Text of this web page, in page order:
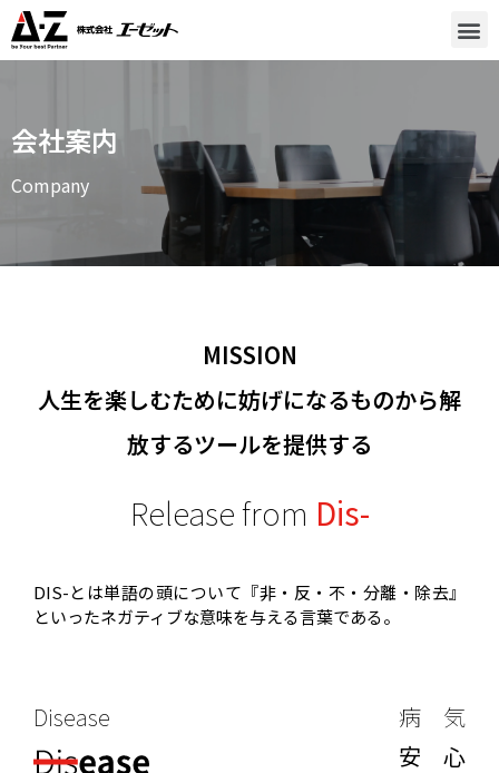
会社案内
Company
MISSION
人生を楽しむために妨げになるものから解
放するツールを提供する
Release from Dis-
DIS-とは単語の頭について『非・反・不・分離・除去』
といったネガティブな意味を与える言葉である。
Disease
病 気
安 心